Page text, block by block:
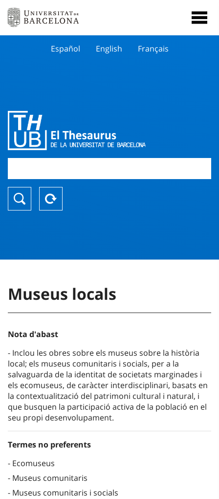
Español English Français
Museus locals
Nota d'abast
Inclou les obres sobre els museus sobre la història
local; els museus comunitaris i socials, per a la
salvaguarda de la identitat de societats marginades i
els ecomuseus, de caràcter interdisciplinari, basats en
la contextualització del patrimoni cultural i natural, i
que busquen la participació activa de la població en el
seu propi desenvolupament.
Termes no preferents
Ecomuseus
Museus comunitaris
Museus comunitaris i socials